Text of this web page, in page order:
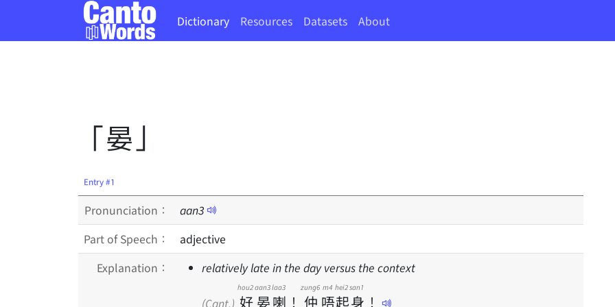
Dictionary Resources Datasets About
「晏」
Entry #1
Pronunciation： aan3
Part of Speech：
adjective
Explanation：
relatively late in the day versus the context
(Cant.) 好
hou2
晏
aan3
喇
laa3
！ 仲
zung6
唔
m4
起
hei2
身
san1
！